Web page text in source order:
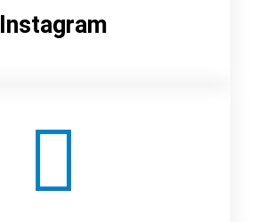
Instagram